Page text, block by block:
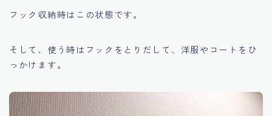
フック収納時はこの状態です。
そして、使う時はフックをとりだして、洋服やコートをひ
っかけます。